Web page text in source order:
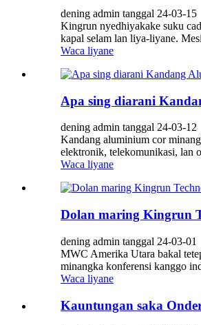
dening admin tanggal 24-03-15
Kingrun nyedhiyakake suku
kapal selam lan liya-liyane.
Waca liyane
Apa sing diarani
dening admin tanggal 24-03-12
Kandang aluminium cor
elektronik, telekomunikasi, lan
Waca liyane
Dolan maring Kingrun
dening admin tanggal 24-03-01
MWC Amerika Utara bakal
minangka konferensi kanggo
Waca liyane
Kauntungan saka